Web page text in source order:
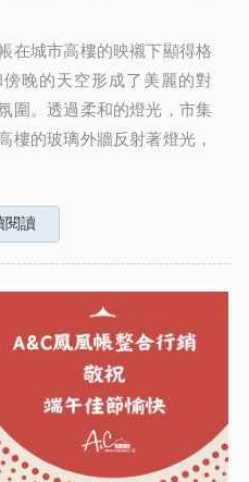
在城市高樓的映襯下顯得格
晚的天空形成了美麗的對
圍。透過柔和的燈光，市集
樓的玻璃外牆反射著燈光，
閱讀